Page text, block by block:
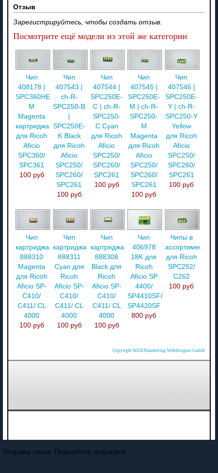
Отзыв
Зарегистрируйтесь, чтобы создать отзыв.
Посмотрите ещё модели из этой же категории
Чип
408178 |
SPC360HE-
M
Magenta
картриджа
для Ricoh
Aficio
SPC360/
SPC361
100 руб
Чип
407543 |
ch-R-
SPC250-B
SPC250E-
K Black
для Ricoh
Aficio
SPC250/
SPC260/
SPC261
100 руб
Чип
407544 |
SPC250E-
C | ch-R-
SPC250-
C Cyan
для Ricoh
Aficio
SPC250/
SPC260/
SPC261
100 руб
Чип
407545 |
SPC250E-
M | ch-R-
SPC250-
M
Magenta
для Ricoh
Aficio
SPC250/
SPC260/
SPC261
100 руб
Чип
407546 |
SPC250E-
Y | ch-R-
SPC250-Y
Yellow
для Ricoh
Aficio
SPC250/
SPC260/
SPC261
100 руб
Чип
картриджа
888310
Magenta
для Ricoh
Aficio SP-
C410/
C411/ CL
4000
100 руб
Чип
картриджа
888311
Cyan для
Ricoh
Aficio SP-
C410/
C411/ CL
4000
100 руб
Чип
картриджа
888308
Black для
Ricoh
Aficio SP-
C410/
C411/ CL
4000
100 руб
Чип
406978
18K для
Ricoh
Aficio SP
4400/
SP4410SF/
SP4420SF
800 руб
Чипы в
ассортименте
для Ricoh
SPC252/
C262
100 руб
Copyright MAXXmarketing Webdesigner GmbH
Отправка заказа. Пожалуйста, подождите